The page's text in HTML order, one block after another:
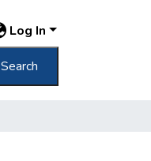
Log In
Search